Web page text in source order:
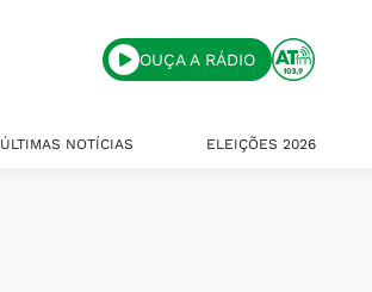
OUÇA A RÁDIO
ÚLTIMAS NOTÍCIAS ELEIÇÕES 2026